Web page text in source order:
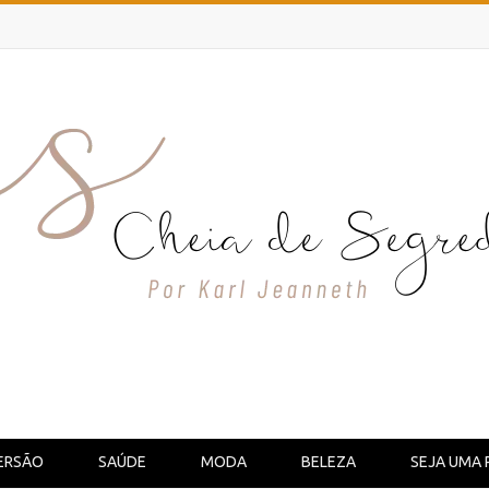
SAÚDE MODA BELEZA SEJA UMA